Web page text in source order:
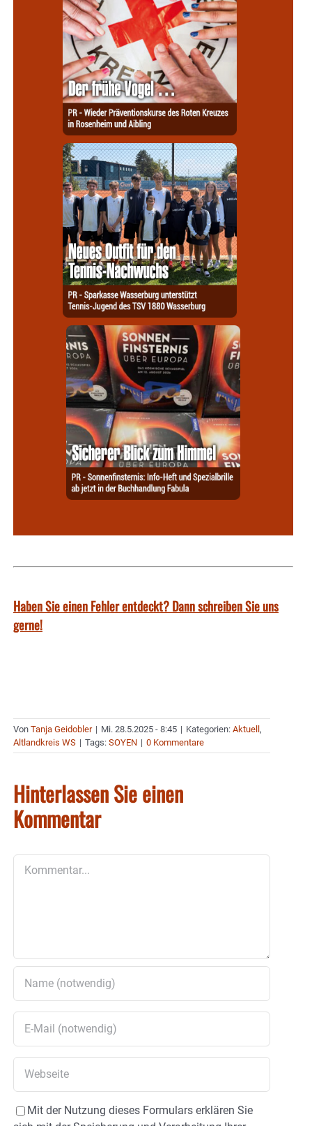
Haben Sie einen Fehler entdeckt? Dann schreiben Sie uns
gerne!
Von Tanja Geidobler | Mi. 28.5.2025 - 8:45 | Kategorien: Aktuell,
Altlandkreis WS | Tags: SOYEN | 0 Kommentare
Hinterlassen Sie einen
Kommentar
Mit der Nutzung dieses Formulars erklären Sie